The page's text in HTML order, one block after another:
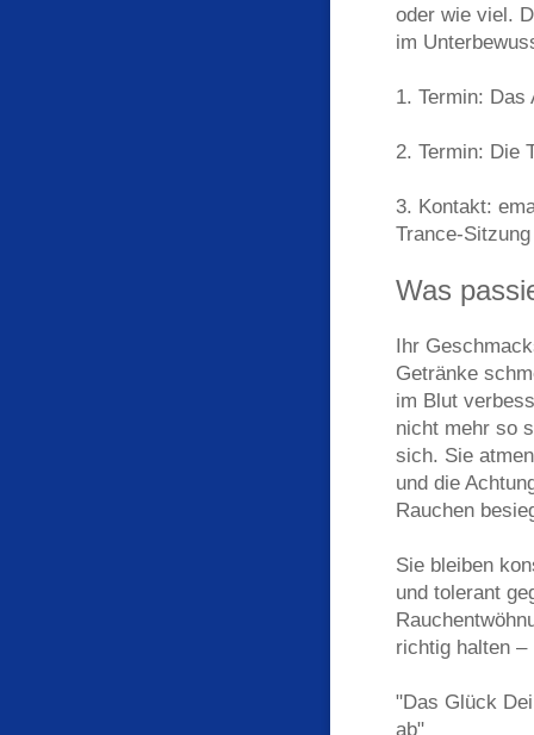
oder wie viel.
im
1. Termin:
2. Termin: Die
3. Kontakt:
Trance-
Was
Ihr
Getränke
im Blut
nicht mehr so
sich. Sie
und die
Sie bleiben
und tolerant
richtig halten –
"Das Glück
ab"